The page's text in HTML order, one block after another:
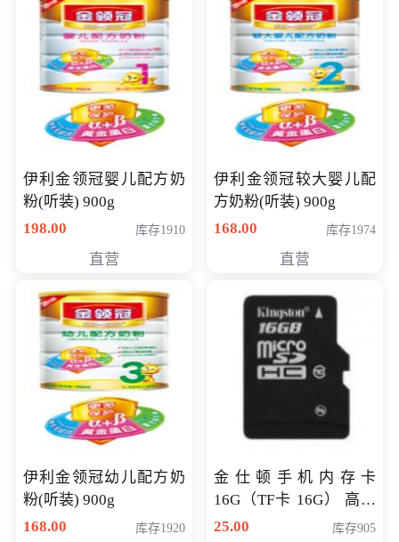
伊利金领冠婴儿配方奶
粉(听装) 900g
198.00
库存1910
直营
伊利金领冠较大婴儿配
方奶粉(听装) 900g
168.00
库存1974
直营
伊利金领冠幼儿配方奶
粉(听装) 900g
168.00
库存1920
金仕顿手机内存卡
16G（TF卡 16G） 高速
卡 CLASS 10
25.00 库存905